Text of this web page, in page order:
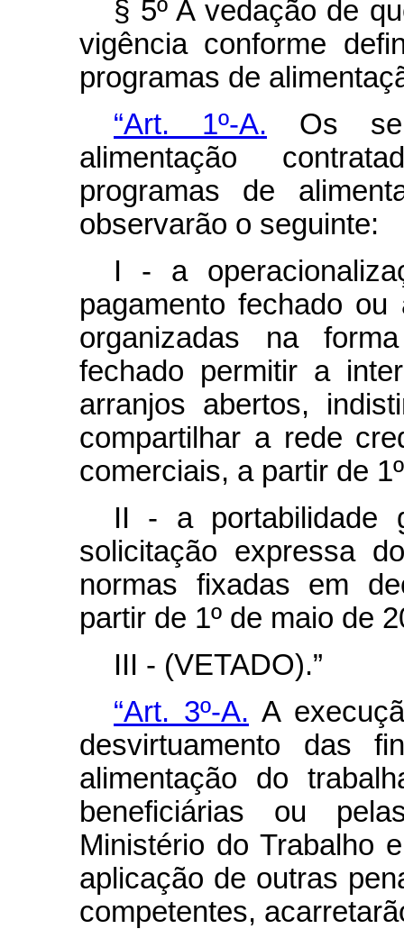
§ 5º A vedação de
vigência conforme
programas de
“Art. 1º-A. Os
alimentação
programas de
observarão o seguinte:
I - a
pagamento fechado
organizadas na
fechado permitir a
arranjos abertos,
compartilhar a rede
comerciais, a partir de
II - a portabilidade
solicitação expressa
normas fixadas em
partir de 1º de maio de
III - (VETADO).”
“Art. 3º-A. A
desvirtuamento das
alimentação do
beneficiárias ou
Ministério do Trabalho
aplicação de outras
competentes,